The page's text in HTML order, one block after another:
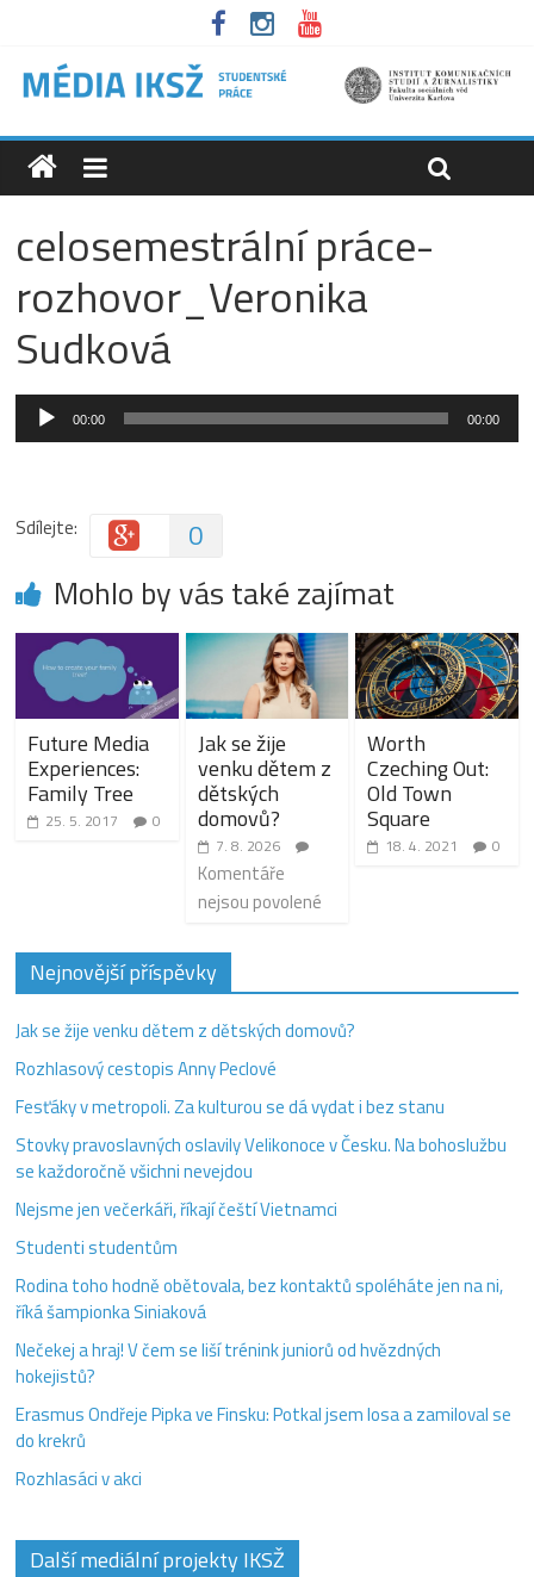
celosemestrální práce-
rozhovor_Veronika
Sudková
Audio
přehrávač
00:00 00:00
Sdílejte: 0
Mohlo by vás také zajímat
Future Media
Experiences:
Family Tree
25. 5. 2017 0
Jak se žije
venku dětem z
dětských
domovů?
7. 8. 2026
Komentáře
nejsou povolené
Worth
Czeching Out:
Old Town
Square
18. 4. 2021 0
Nejnovější příspěvky
Jak se žije venku dětem z dětských domovů?
Rozhlasový cestopis Anny Peclové
Fesťáky v metropoli. Za kulturou se dá vydat i bez stanu
Stovky pravoslavných oslavily Velikonoce v Česku. Na bohoslužbu
se každoročně všichni nevejdou
Nejsme jen večerkáři, říkají čeští Vietnamci
Studenti studentům
Rodina toho hodně obětovala, bez kontaktů spoléháte jen na ni,
říká šampionka Siniaková
Nečekej a hraj! V čem se liší trénink juniorů od hvězdných
hokejistů?
Erasmus Ondřeje Pipka ve Finsku: Potkal jsem losa a zamiloval se
do krekrů
Rozhlasáci v akci
Další mediální projekty IKSŽ